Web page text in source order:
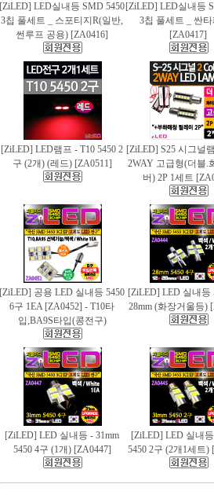
[ZiLED] LED실내등 SMD 5450
3칩 풀세트 _ 스포티지R(일반,
썬루프 공용) [ZA0416]
[ZiLED] LED실내등
3칩 풀세트 _ 싼
[ZA0417]
[ZiLED] LED램프 - T10 5450 2
구 (2개) (레드) [ZA0511]
[ZiLED] S25 시그널
2WAY 고급형(더블.
버) 2P 1세트
[ZiLED] 공용 LED 실내등 5450
6구 1EA [ZA0452] - T10타
입,BA9S타입(콩전구)
[ZiLED] LED 실내등
28mm (화장거울등)
[ZiLED] LED 실내등 - 31mm
5450 4구 (1개) [ZA0447]
[ZiLED] LED 실내
5450 2구 (2개1세트)